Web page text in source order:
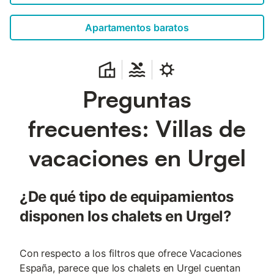
propiedad cuenta con directric...
Apartamentos baratos
Preguntas
frecuentes: Villas de
vacaciones en Urgel
¿De qué tipo de equipamientos
disponen los chalets en Urgel?
Con respecto a los filtros que ofrece Vacaciones
España, parece que los chalets en Urgel cuentan